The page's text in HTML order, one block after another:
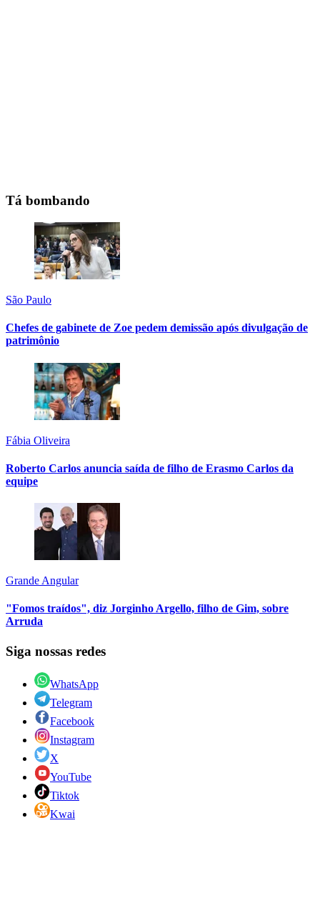
Tá bombando
São Paulo
Chefes de gabinete de Zoe pedem demissão após divulgação de
patrimônio
Fábia Oliveira
Roberto Carlos anuncia saída de filho de Erasmo Carlos da
equipe
Grande Angular
"Fomos traídos", diz Jorginho Argello, filho de Gim, sobre
Arruda
Siga nossas redes
WhatsApp
Telegram
Facebook
Instagram
X
YouTube
Tiktok
Kwai